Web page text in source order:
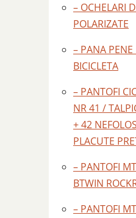
– OCHELARI
POLARIZATE
– PANA PENE
BICICLETA
– PANTOFI
NR 41 /
+ 42
PLACUTE
– PANTOFI
BTWIN
– PANTOFI